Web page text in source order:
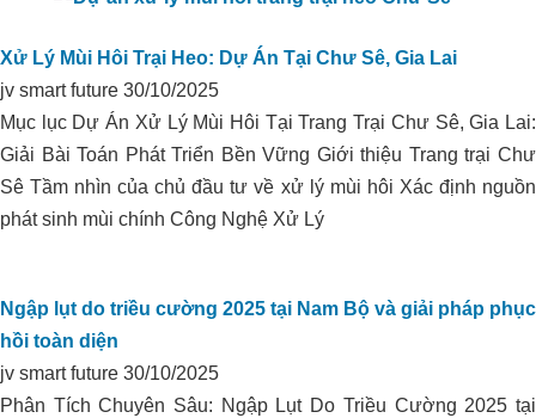
Xử lý môi trường trại heo I.D.P_Phú
Yên
HẠ PHÈN DÙNG ORGANIC
CARBON CHO VÙNG CHUYÊN
Xử Lý Mùi Hôi Trại Heo: Dự Án Tại Chư Sê, Gia Lai
jv smart future 30/10/2025
Mục lục Dự Án Xử Lý Mùi Hôi Tại Trang Trại Chư Sê, Gia Lai:
Giải Bài Toán Phát Triển Bền Vững Giới thiệu Trang trại Chư
Sê Tầm nhìn của chủ đầu tư về xử lý mùi hôi Xác định nguồn
phát sinh mùi chính Công Nghệ Xử Lý
Ngập lụt do triều cường 2025 tại Nam Bộ và giải pháp phục
hồi toàn diện
jv smart future 30/10/2025
Phân Tích Chuyên Sâu: Ngập Lụt Do Triều Cường 2025 tại